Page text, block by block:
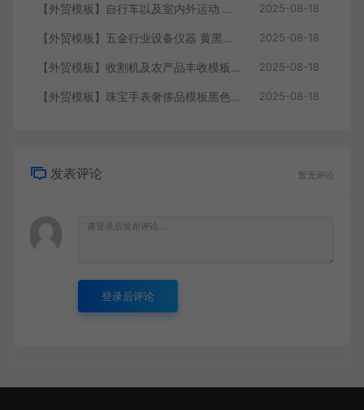
【外贸模板】自行车以及室内外运动 黑灰 响应式模板静态html文件 2025-08-18
【外贸模板】五金行业设备仪器 黄黑款 响应式模板静态html文件 2025-08-18
【外贸模板】收割机及农产品丰收模板 绿色 响应式模板静态html文件 2025-08-18
【外贸模板】珠宝手表奢侈品模板黑色 响应式模板静态html文件 2025-08-18
发表评论 暂无评论
登录后评论